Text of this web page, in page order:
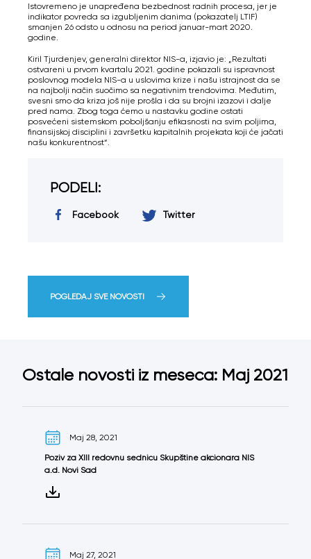
Istovremeno je unapređena bezbednost radnih procesa, jer je
indikator povreda sa izgubljenim danima (pokazatelj LTIF)
smanjen 26 odsto u odnosu na period januar-mart 2020.
godine.
Kiril Tjurdenjev, generalni direktor NIS-a, izjavio je: „Rezultati
ostvareni u prvom kvartalu 2021. godine pokazali su ispravnost
poslovnog modela NIS-a u uslovima krize i našu istrajnost da se
na najbolji način suočimo sa negativnim trendovima. Međutim,
svesni smo da kriza još nije prošla i da su brojni izazovi i dalje
pred nama. Zbog toga ćemo u nastavku godine ostati
posvećeni sistemskom poboljšanju efikasnosti na svim poljima,
finansijskoj disciplini i završetku kapitalnih projekata koji će jačati
našu konkurentnost“.
PODELI:
Facebook Twitter
POGLEDAJ SVE NOVOSTI
Ostale novosti iz meseca: Maj 2021
Maj 28, 2021
Poziv za XIII redovnu sednicu Skupštine akcionara NIS
a.d. Novi Sad
Maj 27, 2021